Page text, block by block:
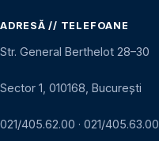
ADRESĂ // TELEFOANE
Str. General Berthelot 28–30
Sector 1, 010168, București
021/405.62.00 · 021/405.63.00